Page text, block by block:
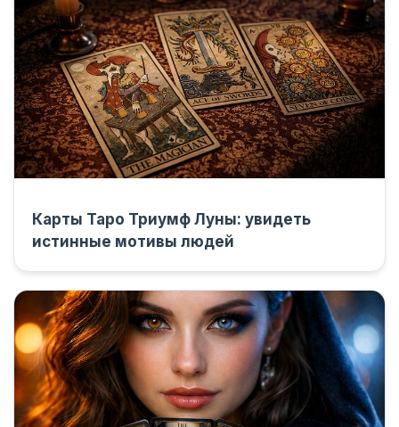
Карты Таро Триумф Луны: увидеть
истинные мотивы людей